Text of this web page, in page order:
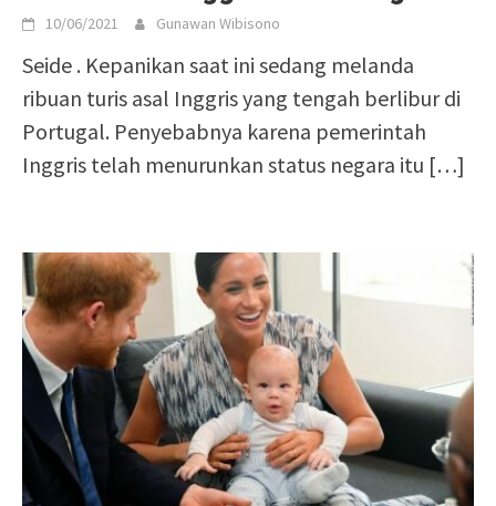
10/06/2021 Gunawan Wibisono
Seide . Kepanikan saat ini sedang melanda
ribuan turis asal Inggris yang tengah berlibur di
Portugal. Penyebabnya karena pemerintah
Inggris telah menurunkan status negara itu […]